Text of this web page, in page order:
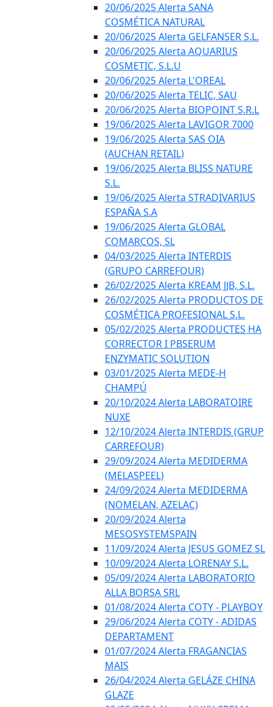
20/06/2025 Alerta SANA
COSMÉTICA NATURAL
20/06/2025 Alerta GELFANSER S.L.
20/06/2025 Alerta AQUARIUS
COSMETIC, S.L.U
20/06/2025 Alerta L'OREAL
20/06/2025 Alerta TELIC, SAU
20/06/2025 Alerta BIOPOINT S.R.L
19/06/2025 Alerta LAVIGOR 7000
19/06/2025 Alerta SAS OIA
(AUCHAN RETAIL)
19/06/2025 Alerta BLISS NATURE
S.L.
19/06/2025 Alerta STRADIVARIUS
ESPAÑA S.A
19/06/2025 Alerta GLOBAL
COMARCOS, SL
04/03/2025 Alerta INTERDIS
(GRUPO CARREFOUR)
26/02/2025 Alerta KREAM JJB, S.L.
26/02/2025 Alerta PRODUCTOS DE
COSMÉTICA PROFESIONAL S.L.
05/02/2025 Alerta PRODUCTES HA
CORRECTOR I PBSERUM
ENZYMATIC SOLUTION
03/01/2025 Alerta MEDE-H
CHAMPÚ
20/10/2024 Alerta LABORATOIRE
NUXE
12/10/2024 Alerta INTERDIS (GRUP
CARREFOUR)
29/09/2024 Alerta MEDIDERMA
(MELASPEEL)
24/09/2024 Alerta MEDIDERMA
(NOMELAN, AZELAC)
20/09/2024 Alerta
MESOSYSTEMSPAIN
11/09/2024 Alerta JESUS GOMEZ SL
10/09/2024 Alerta LORENAY S.L.
05/09/2024 Alerta LABORATORIO
ALLA BORSA SRL
01/08/2024 Alerta COTY - PLAYBOY
29/06/2024 Alerta COTY - ADIDAS
DEPARTAMENT
01/07/2024 Alerta FRAGANCIAS
MAIS
26/04/2024 Alerta GELÁZE CHINA
GLAZE